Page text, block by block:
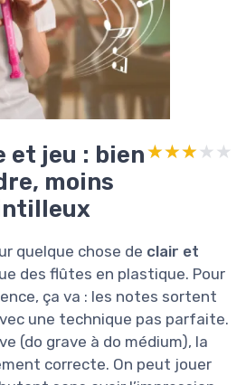
et jeu : bien
moins
★★★★★
★★★★★
quelque chose de clair et
des flûtes en plastique. Pour
ça va : les notes sortent
une technique pas parfaite.
(do grave à do médium), la
correcte. On peut jouer